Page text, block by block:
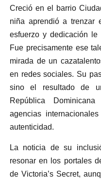
Creció en el barrio
niña aprendió a trenzar
esfuerzo y dedicación le
Fue precisamente ese
mirada de un
en redes sociales. Su
sino el resultado de
República
agencias
autenticidad.
La noticia de su
resonar en los portales
de Victoria’s Secret,